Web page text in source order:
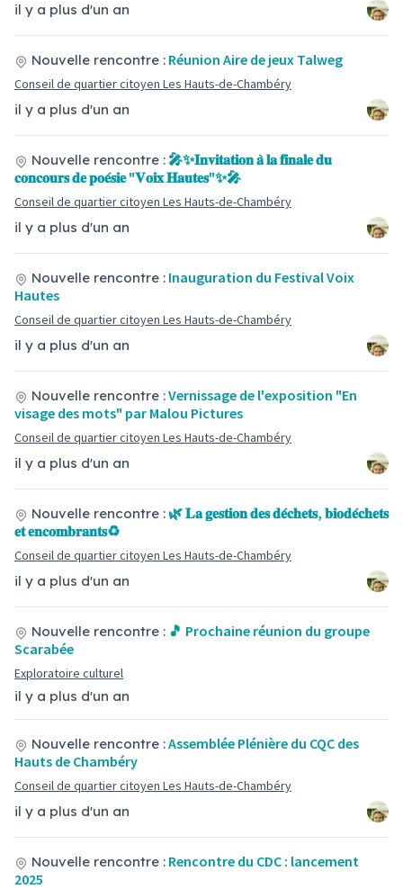
il y a plus d'un an
il y a plus d'un an
Nouvelle rencontre : Réunion Aire de jeux Talweg
Conseil de quartier citoyen Les Hauts-de-Chambéry
il y a plus d'un an
Nouvelle rencontre : 🎤✨𝐈𝐧𝐯𝐢𝐭𝐚𝐭𝐢𝐨𝐧 𝐚̀ 𝐥𝐚 𝐟𝐢𝐧𝐚𝐥𝐞 𝐝𝐮
𝐜𝐨𝐧𝐜𝐨𝐮𝐫𝐬 𝐝𝐞 𝐩𝐨𝐞́𝐬𝐢𝐞 "𝐕𝐨𝐢𝐱 𝐇𝐚𝐮𝐭𝐞𝐬"✨🎤
Conseil de quartier citoyen Les Hauts-de-Chambéry
il y a plus d'un an
Nouvelle rencontre : Inauguration du Festival Voix
Hautes
Conseil de quartier citoyen Les Hauts-de-Chambéry
il y a plus d'un an
Nouvelle rencontre :Vernissage de l'exposition "En
visage des mots" par Malou Pictures
Conseil de quartier citoyen Les Hauts-de-Chambéry
il y a plus d'un an
Nouvelle rencontre : 🌿 𝐋𝐚 𝐠𝐞𝐬𝐭𝐢𝐨𝐧 𝐝𝐞𝐬 𝐝𝐞́𝐜𝐡𝐞𝐭𝐬, 𝐛𝐢𝐨𝐝𝐞́𝐜𝐡𝐞𝐭𝐬
𝐞𝐭 𝐞𝐧𝐜𝐨𝐦𝐛𝐫𝐚𝐧𝐭𝐬♻️
Conseil de quartier citoyen Les Hauts-de-Chambéry
il y a plus d'un an
Nouvelle rencontre : 🎵 Prochaine réunion du groupe
Scarabée
Exploratoire culturel
il y a plus d'un an
Nouvelle rencontre :Assemblée Plénière du CQC des
Hauts de Chambéry
Conseil de quartier citoyen Les Hauts-de-Chambéry
Nouvelle rencontre : Rencontre du CDC : lancement
2025